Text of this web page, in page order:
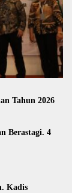
Tahun 2026
Berastagi. 4
Kadis